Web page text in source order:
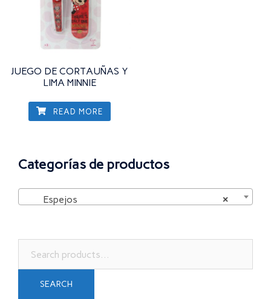
JUEGO DE CORTAUÑAS Y
LIMA MINNIE
READ MORE
Categorías de productos
×
Espejos
for:
SEARCH